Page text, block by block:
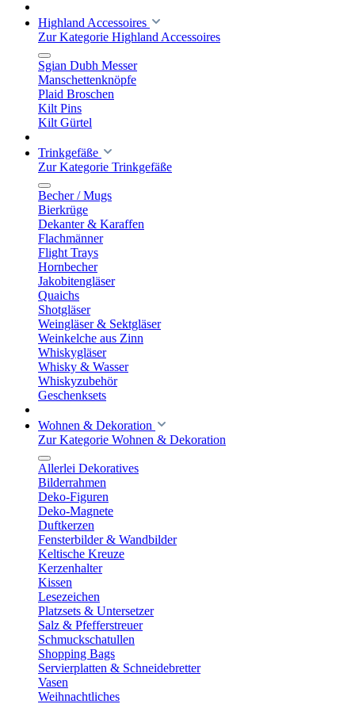
Highland Accessoires
Zur Kategorie Highland Accessoires
Sgian Dubh Messer
Manschettenknöpfe
Plaid Broschen
Kilt Pins
Kilt Gürtel
Trinkgefäße
Zur Kategorie Trinkgefäße
Becher / Mugs
Bierkrüge
Dekanter & Karaffen
Flachmänner
Flight Trays
Hornbecher
Jakobitengläser
Quaichs
Shotgläser
Weingläser & Sektgläser
Weinkelche aus Zinn
Whiskygläser
Whisky & Wasser
Whiskyzubehör
Geschenksets
Wohnen & Dekoration
Zur Kategorie Wohnen & Dekoration
Allerlei Dekoratives
Bilderrahmen
Deko-Figuren
Deko-Magnete
Duftkerzen
Fensterbilder & Wandbilder
Keltische Kreuze
Kerzenhalter
Kissen
Lesezeichen
Platzsets & Untersetzer
Salz & Pfefferstreuer
Schmuckschatullen
Shopping Bags
Servierplatten & Schneidebretter
Vasen
Weihnachtliches